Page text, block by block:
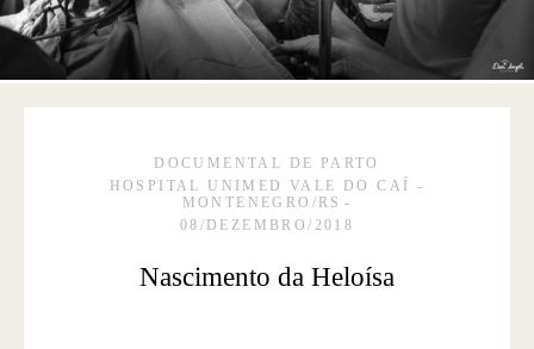
DOCUMENTAL DE PARTO
HOSPITAL UNIMED VALE DO CAÍ -
MONTENEGRO/RS
08/DEZEMBRO/2018
Nascimento da Heloísa